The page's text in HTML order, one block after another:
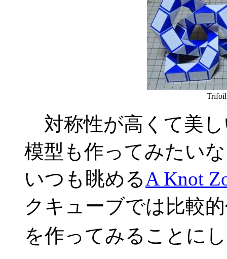
Trifoil
対称性が高くて美
模型も作ってみたい
いつも眺めるA Knot
クキューブでは比較
を作ってみることに